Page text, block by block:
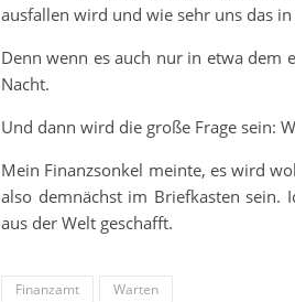
ausfallen wird und wie sehr uns das
Denn wenn es auch nur in etwa dem
Nacht.
Und dann wird die große Frage sein:
Mein Finanzsonkel meinte, es wird
also demnächst im Briefkasten sein.
aus der Welt geschafft.
Finanzamt Warten